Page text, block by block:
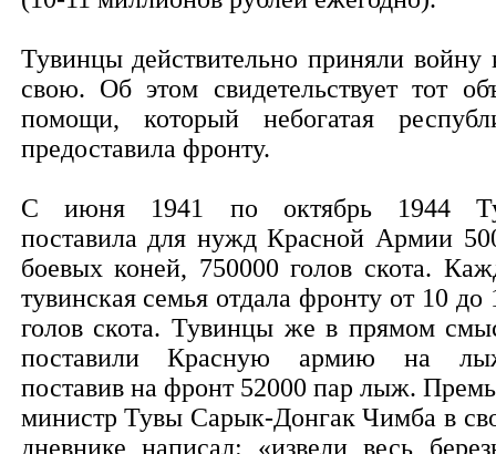
Тувинцы действительно приняли войну
свою. Об этом свидетельствует тот
помощи, который небогатая
предоставила фронту.
С июня 1941 по октябрь 1944
поставила для нужд Красной Армии
боевых коней, 750000 голов скота.
тувинская семья отдала фронту от 10 до
голов скота. Тувинцы же в прямом
поставили Красную армию на
поставив на фронт 52000 пар лыж.
министр Тувы Сарык-Донгак Чимба в
дневнике написал: «извели весь